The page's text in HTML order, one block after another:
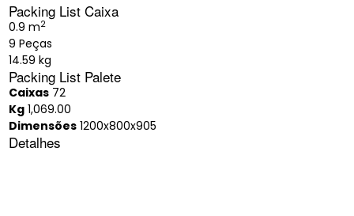
Packing List Caixa
0.9 m2
9 Peças
14.59 kg
Packing List Palete
Caixas72
Kg1,069.00
Dimensões1200x800x905
Detalhes